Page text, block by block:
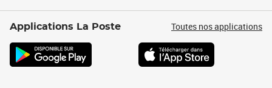
Applications La Poste Toutes nos applications